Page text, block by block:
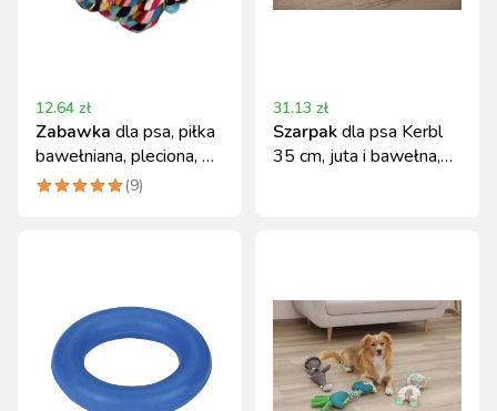
12.64 zł
Zabawka dla psa, piłka
bawełniana, pleciona, 9
cm, Kerbl
(9)
31.13 zł
Szarpakdla psa Kerbl
35 cm, juta i bawełna,